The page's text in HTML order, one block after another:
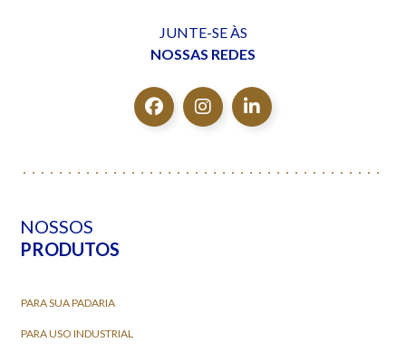
JUNTE-SE ÀS
NOSSAS REDES
NOSSOS
PRODUTOS
PARA SUA PADARIA
PARA USO INDUSTRIAL